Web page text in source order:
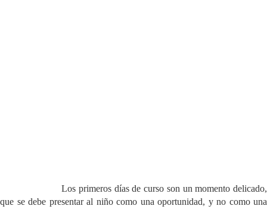
Los primeros días de curso son un momento delicado,
que se debe presentar al niño como una oportunidad, y no como una